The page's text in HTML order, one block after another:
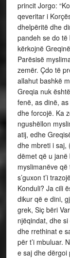
princit Jorgo:
qeveritar i
dhelpëritë dhe
pandeh se do
kërkojnë
Parësisë
zemër. Çdo të
allahut bashkë
Greqia nuk
fenë, as dinë,
dhe forcojë. Ka
ngushëllon
atij, edhe
dhe mbreti i saj,
dëmet që u
myslimanëve
s’guxon t’i
Konduli? Ja cili
dikur që e dini,
grek, Siç bëri
njëqindat, dhe
dhe rrethinat e
për t’i mbuluar.
e saj dhe dërgoi